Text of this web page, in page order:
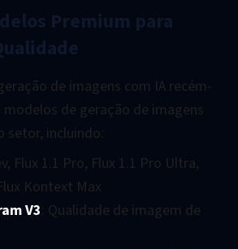
Premium para
de imagens com IA recém-
de geração de imagens
setor, incluindo:
Flux 1.1 Pro, Flux 1.1 Pro Ultra,
Kontext Max
V3: Qualidade de imagem de